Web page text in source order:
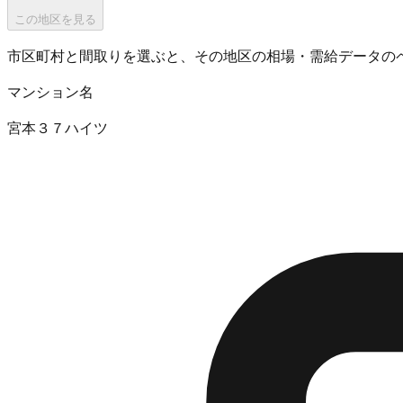
この地区を見る
市区町村と間取りを選ぶと、その地区の相場・需給データの
マンション名
宮本３７ハイツ